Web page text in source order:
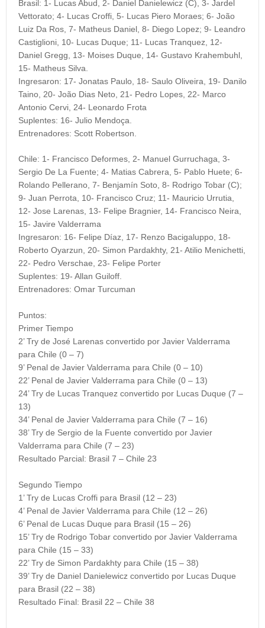
Brasil: 1- Lucas Abud, 2- Daniel Danielewicz (C), 3- Jardel
Vettorato; 4- Lucas Croffi, 5- Lucas Piero Moraes; 6- João
Luiz Da Ros, 7- Matheus Daniel, 8- Diego Lopez; 9- Leandro
Castiglioni, 10- Lucas Duque; 11- Lucas Tranquez, 12-
Daniel Gregg, 13- Moises Duque, 14- Gustavo Krahembuhl,
15- Matheus Silva.
Ingresaron: 17- Jonatas Paulo, 18- Saulo Oliveira, 19- Danilo
Taino, 20- João Dias Neto, 21- Pedro Lopes, 22- Marco
Antonio Cervi, 24- Leonardo Frota
Suplentes: 16- Julio Mendoça.
Entrenadores: Scott Robertson.
Chile: 1- Francisco Deformes, 2- Manuel Gurruchaga, 3-
Sergio De La Fuente; 4- Matias Cabrera, 5- Pablo Huete; 6-
Rolando Pellerano, 7- Benjamín Soto, 8- Rodrigo Tobar (C);
9- Juan Perrota, 10- Francisco Cruz; 11- Mauricio Urrutia,
12- Jose Larenas, 13- Felipe Bragnier, 14- Francisco Neira,
15- Javire Valderrama
Ingresaron: 16- Felipe Díaz, 17- Renzo Bacigaluppo, 18-
Roberto Oyarzun, 20- Simon Pardakhty, 21- Atilio Menichetti,
22- Pedro Verschae, 23- Felipe Porter
Suplentes: 19- Allan Guiloff.
Entrenadores: Omar Turcuman
Puntos:
Primer Tiempo
2’ Try de José Larenas convertido por Javier Valderrama
para Chile (0 – 7)
9’ Penal de Javier Valderrama para Chile (0 – 10)
22’ Penal de Javier Valderrama para Chile (0 – 13)
24’ Try de Lucas Tranquez convertido por Lucas Duque (7 –
13)
34’ Penal de Javier Valderrama para Chile (7 – 16)
38’ Try de Sergio de la Fuente convertido por Javier
Valderrama para Chile (7 – 23)
Resultado Parcial: Brasil 7 – Chile 23
Segundo Tiempo
1’ Try de Lucas Croffi para Brasil (12 – 23)
4’ Penal de Javier Valderrama para Chile (12 – 26)
6’ Penal de Lucas Duque para Brasil (15 – 26)
15’ Try de Rodrigo Tobar convertido por Javier Valderrama
para Chile (15 – 33)
22’ Try de Simon Pardakhty para Chile (15 – 38)
39’ Try de Daniel Danielewicz convertido por Lucas Duque
para Brasil (22 – 38)
Resultado Final: Brasil 22 – Chile 38